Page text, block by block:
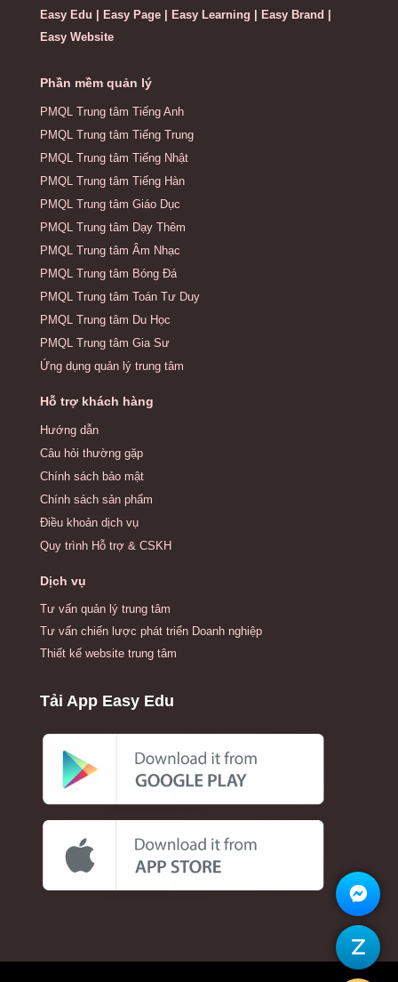
Easy Edu | Easy Page | Easy Learning | Easy Brand |
Easy Website
Phần mềm quản lý
PMQL Trung tâm Tiếng Anh
PMQL Trung tâm Tiếng Trung
PMQL Trung tâm Tiếng Nhật
PMQL Trung tâm Tiếng Hàn
PMQL Trung tâm Giáo Dục
PMQL Trung tâm Dạy Thêm
PMQL Trung tâm Âm Nhạc
PMQL Trung tâm Bóng Đá
PMQL Trung tâm Toán Tư Duy
PMQL Trung tâm Du Học
PMQL Trung tâm Gia Sư
Ứng dụng quản lý trung tâm
Hỗ trợ khách hàng
Hướng dẫn
Câu hỏi thường gặp
Chính sách bảo mật
Chính sách sản phẩm
Điều khoản dịch vụ
Quy trình Hỗ trợ & CSKH
Dịch vụ
Tư vấn quản lý trung tâm
Tư vấn chiến lược phát triển Doanh nghiệp
Thiết kế website trung tâm
Tải App Easy Edu